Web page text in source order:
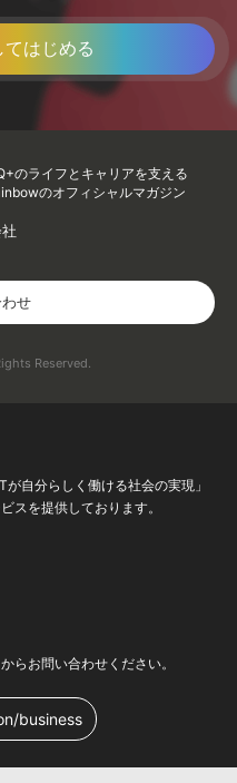
はじめる
のライフとキャリアを支える
のオフィシャルマガジン
せ
Reserved.
自分らしく働ける社会の実現」
スを提供しております。
らお問い合わせください。
business